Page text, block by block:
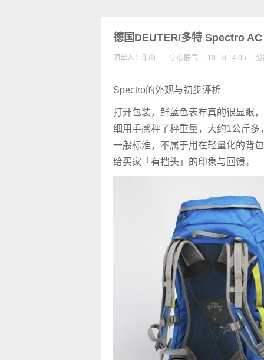
德国DEUTER/多特 Spectro
晒单人：乐山――宁心静气 10-18 14:05
Spectro的外观与初步评析
打开包装，鲜蓝色表布真的很显眼
细用手感秤了秤重量，大约1公斤
一般标淮，不属于用在轻量化的背
给买家「有挡头」的印象与回馈。